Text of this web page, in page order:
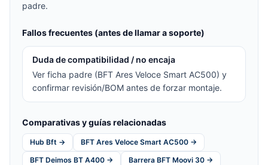
padre.
Fallos frecuentes (antes de llamar a soporte)
Duda de compatibilidad / no encaja
Ver ficha padre (BFT Ares Veloce Smart AC500) y
confirmar revisión/BOM antes de forzar montaje.
Comparativas y guías relacionadas
Hub Bft →
BFT Ares Veloce Smart AC500 →
BFT Deimos BT A400 →
Barrera BFT Moovi 30 →